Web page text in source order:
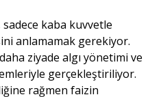
kaba kuvvetle
anlamamak gerekiyor.
ziyade algı yönetimi ve
gerçekleştiriliyor.
rağmen faizin